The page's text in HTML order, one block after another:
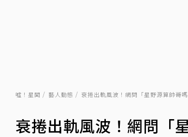
噓！星聞 藝人動態 衰捲出軌風波！網問「星野源算帥哥
衰捲出軌風波！網問「